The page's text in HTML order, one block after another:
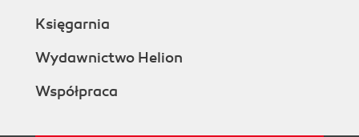
Księgarnia
Wydawnictwo Helion
Współpraca